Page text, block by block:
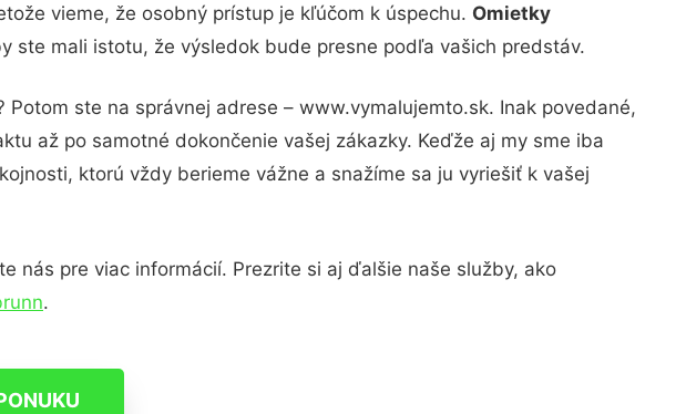
vieme, že osobný prístup je kľúčom k úspechu. Omietky
ste mali istotu, že výsledok bude presne podľa vašich predstáv.
ste na správnej adrese – www.vymalujemto.sk. Inak povedané,
až po samotné dokončenie vašej zákazky. Keďže aj my sme iba
ktorú vždy berieme vážne a snažíme sa ju vyriešiť k vašej
nás pre viac informácií. Prezrite si aj ďalšie naše služby, ako
.